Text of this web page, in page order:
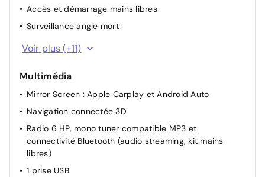
Accès et démarrage mains libres
Surveillance angle mort
Commutation automatique des feux de route
l'écran tactile d'une vue arrière, et d'une vue de dessus
Appui-tête AR réglable
Palette de changement de vitesse au volant
Réglage en hauteur du siège passager
Siège conducteur à réglage lombaire
Voir plus (+11)
Multimédia
Mirror Screen : Apple Carplay et Android Auto
Navigation connectée 3D
Radio 6 HP, mono tuner compatible MP3 et
connectivité Bluetooth (audio streaming, kit mains
libres)
1 prise USB